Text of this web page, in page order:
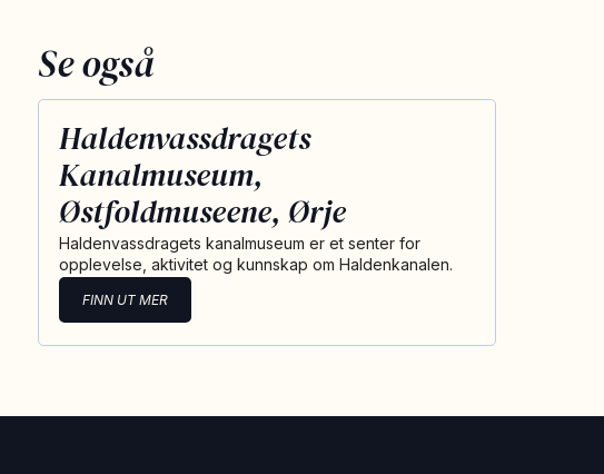
Se også
Haldenvassdragets
Kanalmuseum,
Østfoldmuseene, Ørje
Haldenvassdragets kanalmuseum er et senter for
opplevelse, aktivitet og kunnskap om Haldenkanalen.
FINN UT MER